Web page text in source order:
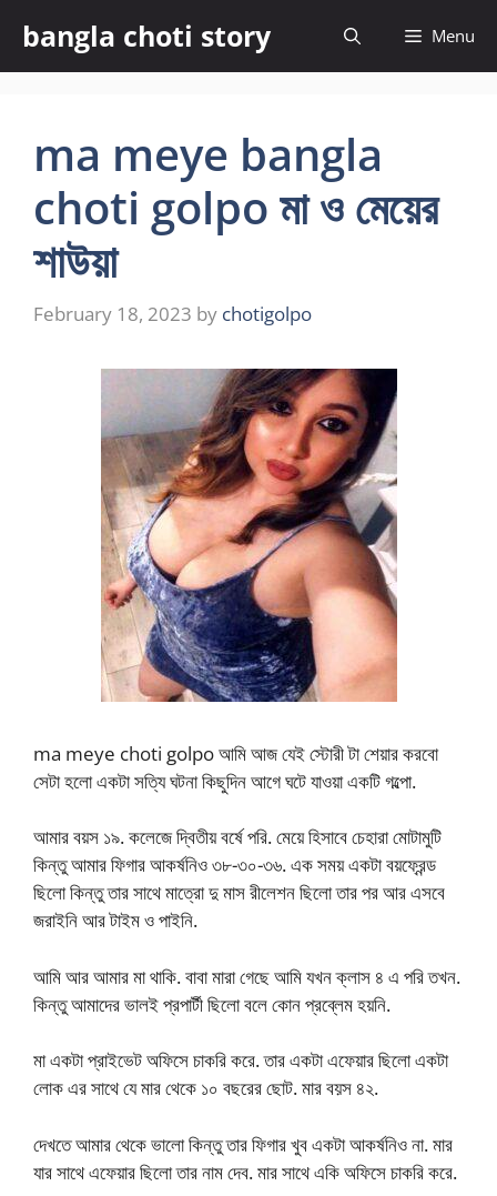
content
bangla choti story Menu
ma meye bangla
choti golpo মা ও মেয়ের
শাউয়া
February 18, 2023 by chotigolpo
ma meye choti golpo আমি আজ যেই স্টোরী টা শেয়ার করবো
সেটা হলো একটা সত্যি ঘটনা কিছুদিন আগে ঘটে যাওয়া একটি গল্পো.
আমার বয়স ১৯. কলেজে দ্বিতীয় বর্ষে পরি. মেয়ে হিসাবে চেহারা মোটামুটি
কিন্তু আমার ফিগার আকর্ষনিও ৩৮-৩০-৩৬. এক সময় একটা বয়ফ্রেন্ড
ছিলো কিন্তু তার সাথে মাত্রো দু মাস রীলেশন ছিলো তার পর আর এসবে
জরাইনি আর টাইম ও পাইনি.
আমি আর আমার মা থাকি. বাবা মারা গেছে আমি যখন ক্লাস ৪ এ পরি তখন.
কিন্তু আমাদের ভালই প্রপার্টী ছিলো বলে কোন প্রব্লেম হয়নি.
মা একটা প্রাইভেট অফিসে চাকরি করে. তার একটা এফেয়ার ছিলো একটা
লোক এর সাথে যে মার থেকে ১০ বছরের ছোট. মার বয়স ৪২.
দেখতে আমার থেকে ভালো কিন্তু তার ফিগার খুব একটা আকর্ষনিও না. মার
যার সাথে এফেয়ার ছিলো তার নাম দেব. মার সাথে একি অফিসে চাকরি করে.